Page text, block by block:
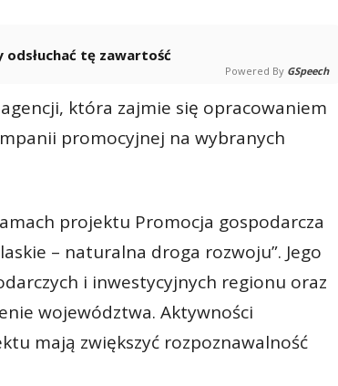
odsłuchać tę zawartość
Powered By GSpeech
która zajmie się opracowaniem
promocyjnej na wybranych
projektu Promocja gospodarcza
– naturalna droga rozwoju”. Jego
i inwestycyjnych regionu oraz
województwa. Aktywności
mają zwiększyć rozpoznawalność